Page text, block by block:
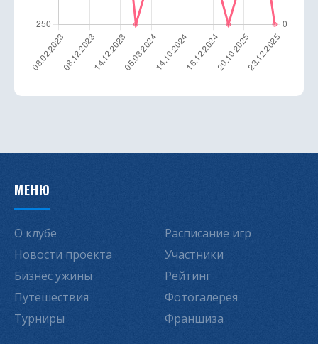
МЕНЮ
О клубе
Новости проекта
Бизнес ужины
Путешествия
Турниры
Расписание игр
Участники
Рейтинг
Фотогалерея
Франшиза